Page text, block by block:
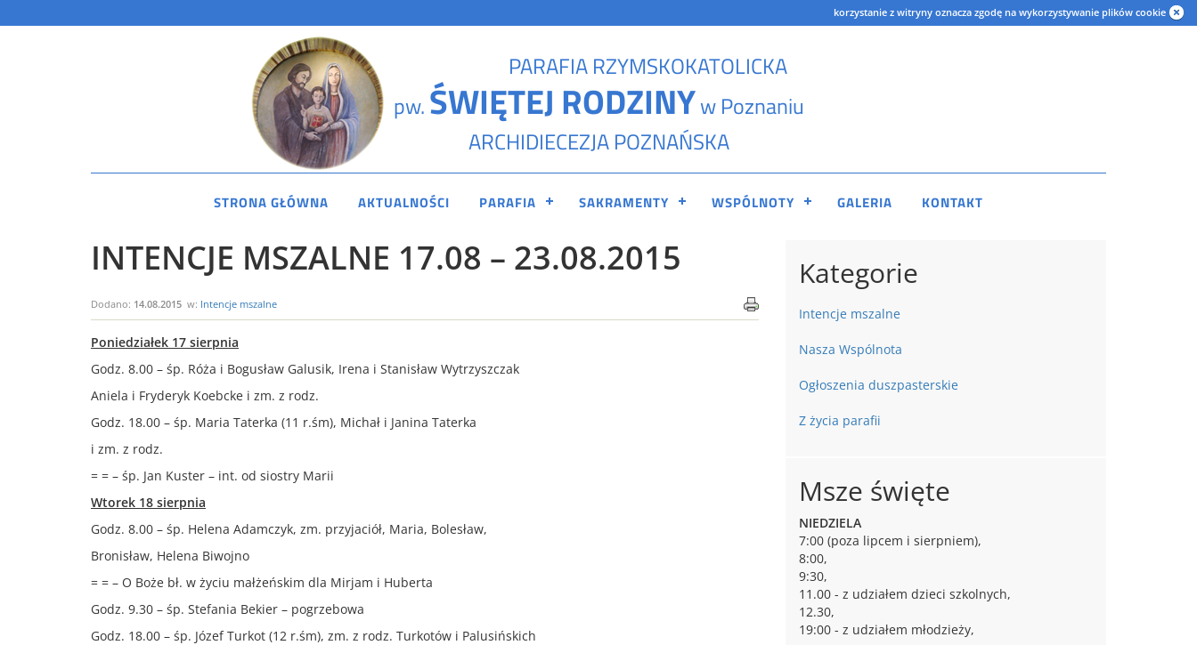
korzystanie z witryny oznacza zgodę na wykorzystywanie plików cookie
PARAFIA RZYMSKOKATOLICKA
pw.ŚWIĘTEJ RODZINYw Poznaniu
ARCHIDIECEZJA POZNAŃSKA
STRONA GŁÓWNA AKTUALNOŚCI PARAFIA SAKRAMENTY WSPÓLNOTY GALERIA KONTAKT
INTENCJE MSZALNE 17.08 – 23.08.2015
Dodano: 14.08.2015 w: Intencje mszalne
Poniedziałek 17 sierpnia
Godz. 8.00 – śp. Róża i Bogusław Galusik, Irena i Stanisław Wytrzyszczak
Aniela i Fryderyk Koebcke i zm. z rodz.
Godz. 18.00 – śp. Maria Taterka (11 r.śm), Michał i Janina Taterka
i zm. z rodz.
= = – śp. Jan Kuster – int. od siostry Marii
Wtorek 18 sierpnia
Godz. 8.00 – śp. Helena Adamczyk, zm. przyjaciół, Maria, Bolesław,
Bronisław, Helena Biwojno
= = – O Boże bł. w życiu małżeńskim dla Mirjam i Huberta
Godz. 9.30 – śp. Stefania Bekier – pogrzebowa
Godz. 18.00 – śp. Józef Turkot (12 r.śm), zm. z rodz. Turkotów i Palusińskich
Kategorie
Intencje mszalne
Nasza Wspólnota
Ogłoszenia duszpasterskie
Z życia parafii
Msze święte
NIEDZIELA
7:00 (poza lipcem i sierpniem),
8:00,
9:30,
11.00 - z udziałem dzieci szkolnych,
12.30,
19:00 - z udziałem młodzieży,